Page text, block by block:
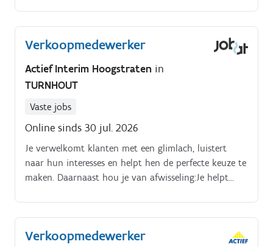
goede banen te leiden.
Verkoopmedewerker
Actief Interim Hoogstraten in
TURNHOUT
Vaste jobs
Online sinds 30 jul. 2026
Je verwelkomt klanten met een glimlach, luistert
naar hun interesses en helpt hen de perfecte keuze te
maken. Daarnaast hou je van afwisseling:Je helpt
Verkoopmedewerker